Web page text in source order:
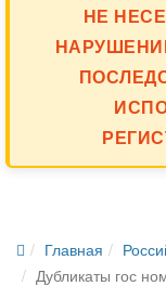
НЕ
Главная
Дубликаты гос